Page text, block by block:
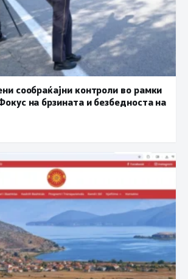
сообраќајни контроли во рамки
на брзината и безбедноста на